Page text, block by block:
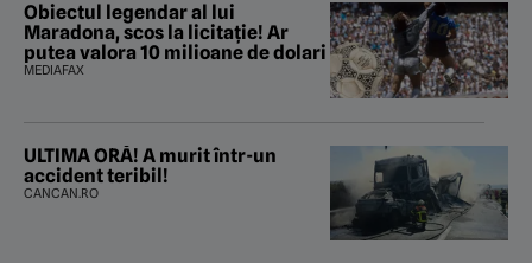
Obiectul legendar al lui
Maradona, scos la licitație! Ar
putea valora 10 milioane de dolari
MEDIAFAX
ULTIMA ORĂ! A murit într-un
accident teribil!
CANCAN.RO